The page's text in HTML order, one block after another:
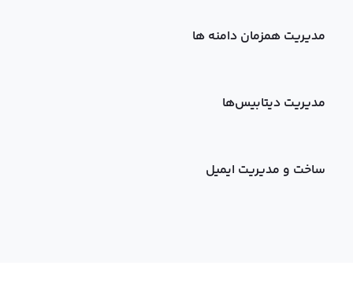
مدیریت همزمان دامنه ها
مدیریت دیتابیس‌ها
ساخت و مدیریت ایمیل